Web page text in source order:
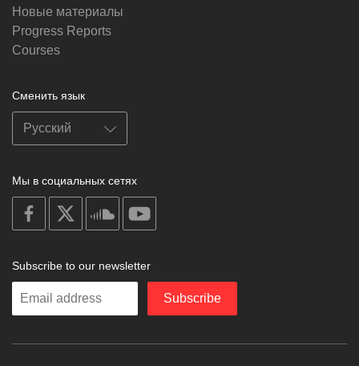
Новые материалы
Progress Reports
Courses
Сменить язык
Мы в социальных сетях
on
facebook
soundcloud
Subscribe to our newsletter
Enter
Subscribe